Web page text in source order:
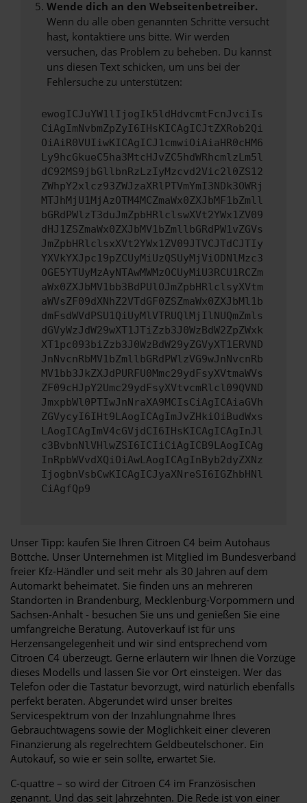
Wende dich an den Webseitenbetreiber.
Wenn du alle oben genannten Schritte versucht
hast, kontaktiere uns bitte. Wir werden
versuchen, das Problem zu beheben. Du kannst
uns diesen Text schicken, um uns bei der
Fehlersuche zu unterstützen:
ewogICJuYW1lIjogIk5ldHdvcmtFcnJvciIs
CiAgImNvbmZpZyI6IHsKICAgICJtZXRob2Qi
OiAiR0VUIiwKICAgICJ1cmwiOiAiaHR0cHM6
Ly9hcGkueC5ha3MtcHJvZC5hdWRhcmlzLm5l
dC92MS9jbGllbnRzLzIyMzcvd2Vic2l0ZS12
ZWhpY2xlcz93ZWJzaXRlPTVmYmI3NDk3OWRj
MTJhMjU1MjAzOTM4MCZmaWx0ZXJbMF1bZmll
bGRdPWlzT3duJmZpbHRlclswXVt2YWx1ZV09
dHJ1ZSZmaWx0ZXJbMV1bZmllbGRdPW1vZGVs
JmZpbHRlclsxXVt2YWx1ZV09JTVCJTdCJTIy
YXVkYXJpc19pZCUyMiUzQSUyMjViODNlMzc3
OGE5YTUyMzAyNTAwMWMzOCUyMiU3RCU1RCZm
aWx0ZXJbMV1bb3BdPUlOJmZpbHRlclsyXVtm
aWVsZF09dXNhZ2VTdGF0ZSZmaWx0ZXJbMl1b
dmFsdWVdPSU1QiUyMlVTRUQlMjIlNUQmZmls
dGVyWzJdW29wXT1JTiZzb3J0WzBdW2ZpZWxk
XT1pc093biZzb3J0WzBdW29yZGVyXT1ERVND
JnNvcnRbMV1bZmllbGRdPWlzVG9wJnNvcnRb
MV1bb3JkZXJdPURFU0Mmc29ydFsyXVtmaWVs
ZF09cHJpY2Umc29ydFsyXVtvcmRlcl09QVND
JmxpbWl0PTIwJnNraXA9MCIsCiAgICAiaGVh
ZGVycyI6IHt9LAogICAgImJvZHkiOiBudWxs
LAogICAgImV4cGVjdCI6IHsKICAgICAgInJl
c3BvbnNlVHlwZSI6ICIiCiAgICB9LAogICAg
InRpbWVvdXQiOiAwLAogICAgInByb2dyZXNz
IjogbnVsbCwKICAgICJyaXNreSI6IGZhbHNl
CiAgfQp9
Unser Tipp: kaufen Sie Ihren Citroen C4 beim Autohaus
Böttche. Unser Unternehmen ist Mitglied im Bundesverband
freier Kfz-Händler und seit mehr als 30 Jahren auf dem
Automarkt beheimatet. Sie finden uns an mehreren
Standorten in Brandenburg, Mecklenburg-Vorpommern und
Sachsen-Anhalt - besuchen Sie uns und genießen Sie eine
umfangreiche Beratung. Autoverkauf ist für uns
Herzensangelegenheit und wir sind entsprechend vom
Citroen C4 überzeugt. Gerne erläutern wir Ihnen die Vorzüge
dieses Modells und lassen Sie vor Ort einsteigen. Wer das
Telefon oder die Tastatur bevorzugt, wird natürlich ebenfalls
perfekt beraten. Abgerundet wird unser breites
Servicespektrum von der Inzahlungnahme Ihres
Gebrauchtwagens sowie der Möglichkeit einer cleveren
Finanzierung als regelrechtem Geldbeutelschoner. Ein
Autokauf, so wie er sein sollte, erwartet Sie.
C-quattre – so wird der Citroen C4 im Französischen
genannt. Und das seit Jahrzehnten. Die Rede ist von einer